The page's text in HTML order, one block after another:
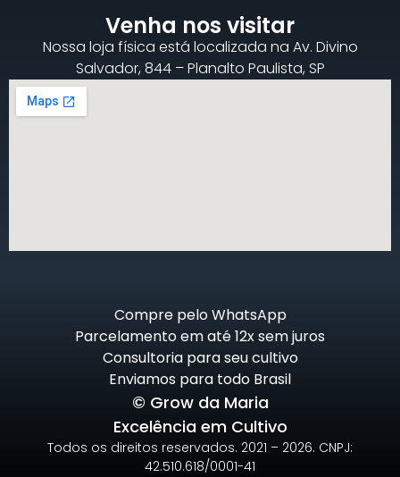
Venha nos visitar
Nossa loja física está localizada na Av. Divino
Salvador, 844 – Planalto Paulista, SP
Compre pelo WhatsApp
Parcelamento em até 12x sem juros
Consultoria para seu cultivo
Enviamos para todo Brasil
© Grow da Maria
Excelência em Cultivo
Todos os direitos reservados. 2021 – 2026. CNPJ:
42.510.618/0001-41